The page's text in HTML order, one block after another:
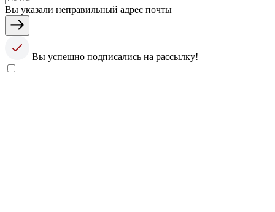
Вы указали неправильный адрес почты
Вы успешно подписались на рассылку!